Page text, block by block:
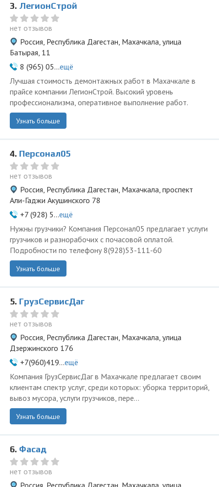
3. ЛегионСтрой
нет отзывов
Россия, Республика Дагестан, Махачкала, улица
Батырая, 11
8 (965) 05...ещё
Лучшая стоимость демонтажных работ в Махачкале в
прайсе компании ЛегионСтрой. Высокий уровень
профессионализма, оперативное выполнение работ.
Узнать больше
4. Персонал05
нет отзывов
Россия, Республика Дагестан, Махачкала, проспект
Али-Гаджи Акушинского 78
+7 (928) 5...ещё
Нужны грузчики? Компания Персонал05 предлагает услуги
грузчиков и разнорабочих с почасовой оплатой.
Подробности по телефону 8(928)53-111-60
Узнать больше
5. ГрузСервисДаг
нет отзывов
Россия, Республика Дагестан, Махачкала, улица
Дзержинского 176
+7(960)419...ещё
Компания ГрузСервисДаг в Махачкале предлагает своим
клиентам спектр услуг, среди которых: уборка территорий,
вывоз мусора, услуги грузчиков, пере...
Узнать больше
6. Фасад
нет отзывов
Россия, Республика Дагестан, Махачкала, улица